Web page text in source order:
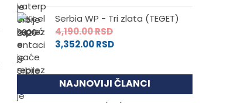
Serbia WP - Tri zlata (TEGET)
4,190.00RSD
3,352.00RSD
NAJNOVIJI ČLANCI